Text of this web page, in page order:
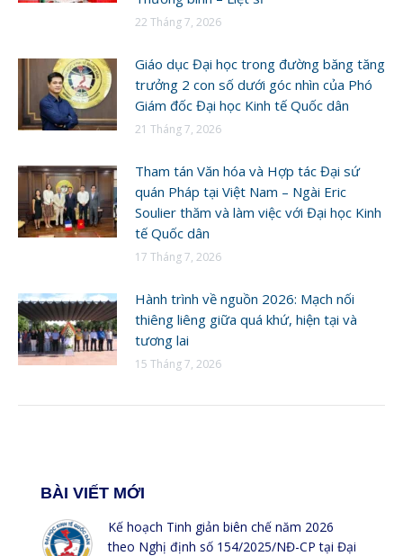
22 Tháng 7, 2026
Giáo dục Đại học trong đường băng tăng
trưởng 2 con số dưới góc nhìn của Phó
Giám đốc Đại học Kinh tế Quốc dân
21 Tháng 7, 2026
Tham tán Văn hóa và Hợp tác Đại sứ
quán Pháp tại Việt Nam – Ngài Eric
Soulier thăm và làm việc với Đại học Kinh
tế Quốc dân
17 Tháng 7, 2026
Hành trình về nguồn 2026: Mạch nối
thiêng liêng giữa quá khứ, hiện tại và
tương lai
15 Tháng 7, 2026
BÀI VIẾT MỚI
Kế hoạch Tinh giản biên chế năm 2026
theo Nghị định số 154/2025/NĐ-CP tại Đại